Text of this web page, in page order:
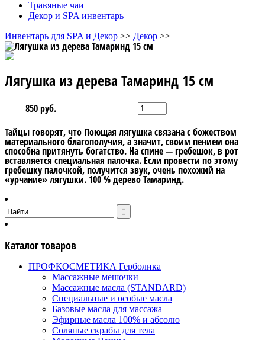
Травяные чаи
Декор и SPA инвентарь
Инвентарь для SPA и Декор >> Декор >>
Лягушка из дерева Тамаринд 15 см
850 руб.
Тайцы говорят, что Поющая лягушка связана с божеством
материального благополучия, а значит, своим пением она
способна притянуть богатство. На спине — гребешок, в рот
вставляется специальная палочка. Если провести по этому
гребешку палочкой, получится звук, очень похожий на
«урчание» лягушки. 100 % дерево Тамаринд.
Каталог товаров
ПРОФКОСМЕТИКА Герболика
Массажные мешочки
Массажные масла (STANDARD)
Специальные и особые масла
Базовые масла для массажа
Эфирные масла 100% и абсолю
Соляные скрабы для тела